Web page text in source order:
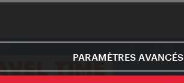
PARAMÈTRES AVANCÉS